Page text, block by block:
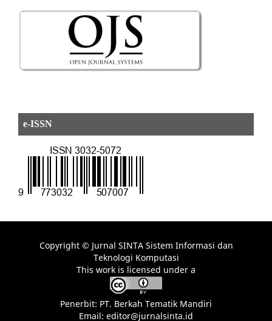
e-ISSN
Copyright © Jurnal SINTA Sistem Informasi dan
Teknologi Komputasi
This work is licensed under a
Penerbit: PT. Berkah Tematik Mandiri
Email: editor@jurnalsinta.id